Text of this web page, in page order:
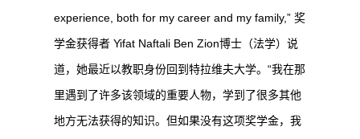
experience, both for my career and my family,” 奖
学金获得者 Yifat Naftali Ben Zion博士（法学）说
道，她最近以教职身份回到特拉维夫大学。“我在那
里遇到了许多该领域的重要人物，学到了很多其他
地方无法获得的知识。但如果没有这项奖学金，我